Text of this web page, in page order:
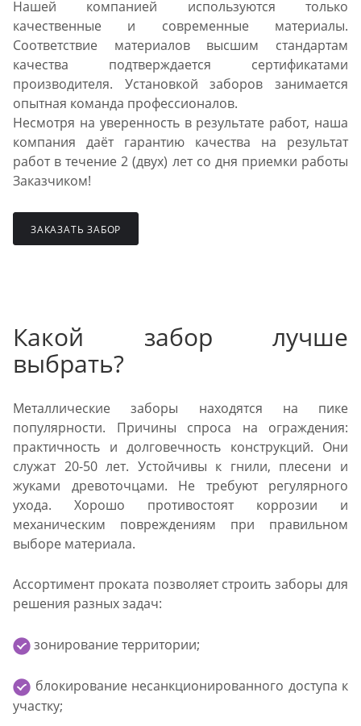
Нашей компанией используются только
качественные и современные материалы.
Соответствие материалов высшим стандартам
качества подтверждается сертификатами
производителя. Установкой заборов занимается
опытная команда профессионалов.
Несмотря на уверенность в результате работ, наша
компания даёт гарантию качества на результат
работ в течение 2 (двух) лет со дня приемки работы
Заказчиком!
ЗАКАЗАТЬ ЗАБОР
Какой забор лучше
выбрать?
Металлические заборы находятся на пике
популярности. Причины спроса на ограждения:
практичность и долговечность конструкций. Они
служат 20-50 лет. Устойчивы к гнили, плесени и
жуками древоточцами. Не требуют регулярного
ухода. Хорошо противостоят коррозии и
механическим повреждениям при правильном
выборе материала.
Ассортимент проката позволяет строить заборы для
решения разных задач:
зонирование территории;
блокирование несанкционированного доступа к
участку;